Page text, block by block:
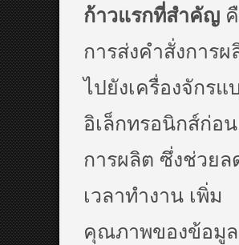
ก้าวแรกที่สำคัญ
การส่งคำสั่งการผ
ไปยังเครื่องจักรแ
อิเล็กทรอนิกส์ก่อน
การผลิต ซึ่งช่วยล
เวลาทำงาน เพิ่ม
คุณภาพของข้อมูล